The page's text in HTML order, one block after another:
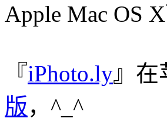
Apple Mac OS
『iPhoto.ly』在
版，^_^